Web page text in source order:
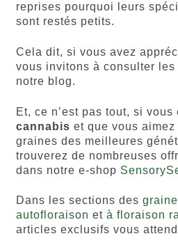
reprises pourquoi leurs
sont restés petits.
Cela dit, si vous avez
vous invitons à consulter
notre blog.
Et, ce n’est pas tout, si vous
cannabis et que vous
graines des meilleures
trouverez de nombreuses
dans notre e-shop
Dans les sections des
autofloraison età floraison
articles exclusifs vous